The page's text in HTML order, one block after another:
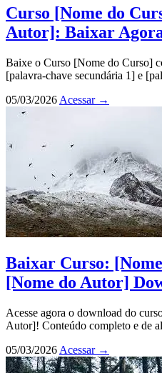
Curso [Nome do
Autor]: Baixar
Baixe o Curso [Nome do Curso]
[palavra-chave secundária 1] e
05/03/2026 Acessar →
Baixar Curso:
[Nome do Autor]
Acesse agora o download do
Autor]! Conteúdo completo e de
05/03/2026 Acessar →